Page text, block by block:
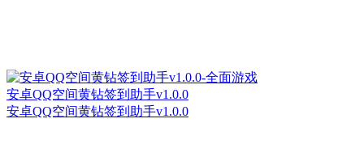
安卓QQ空间黄钻签到助手v1.0.0
安卓QQ空间黄钻签到助手v1.0.0